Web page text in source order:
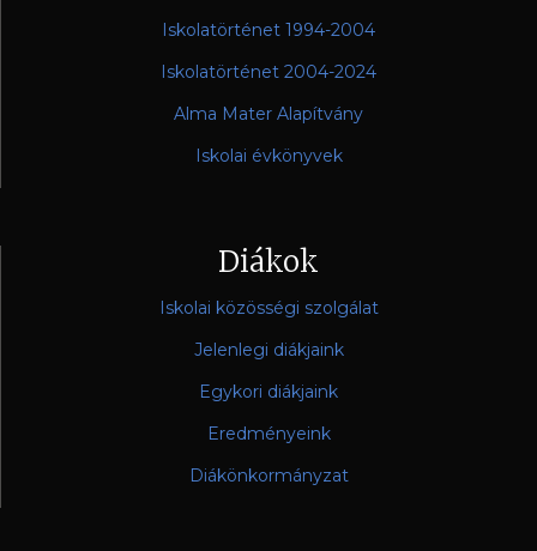
Iskolatörténet 1994-2004
Iskolatörténet 2004-2024
Alma Mater Alapítvány
Iskolai évkönyvek
Diákok
Iskolai közösségi szolgálat
Jelenlegi diákjaink
Egykori diákjaink
Eredményeink
Diákönkormányzat